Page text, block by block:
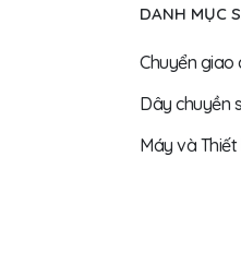
DANH MỤC
Chuyển giao
Dây chuyền
Máy và